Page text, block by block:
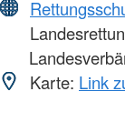
Karte: Link